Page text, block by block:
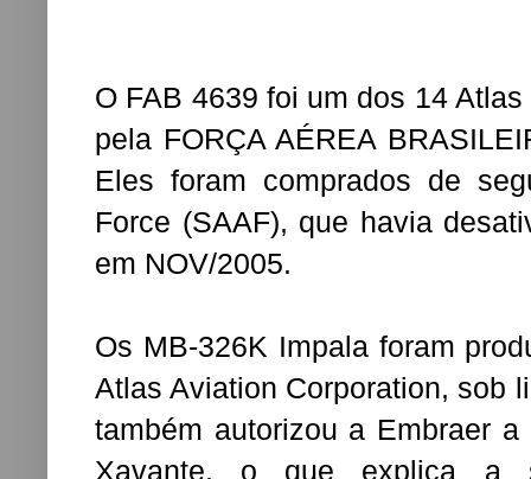
O FAB 4639 foi um dos 14
pela FORÇA AÉREA
Eles foram comprados de
Force (SAAF), que havia
em NOV/2005.
Os MB-326K Impala foram
Atlas Aviation Corporation, sob
também autorizou a Embraer
Xavante, o que explica a